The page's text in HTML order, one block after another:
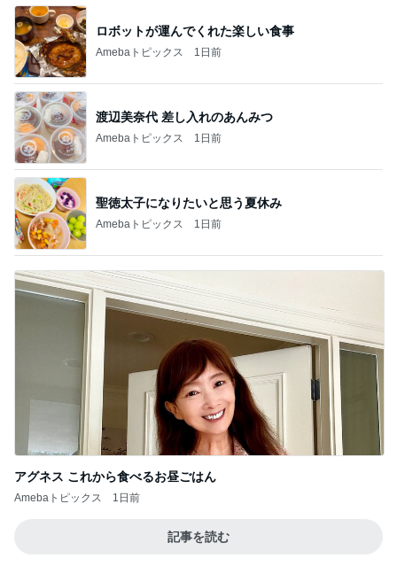
ロボットが運んでくれた楽しい食事
Amebaトピックス 1日前
渡辺美奈代 差し入れのあんみつ
Amebaトピックス 1日前
聖徳太子になりたいと思う夏休み
Amebaトピックス 1日前
アグネス これから食べるお昼ごはん
Amebaトピックス 1日前
記事を読む